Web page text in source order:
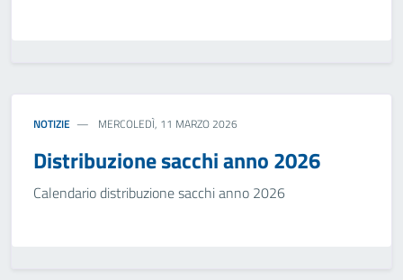
NOTIZIE MERCOLEDÌ, 11 MARZO 2026
Distribuzione sacchi anno 2026
Calendario distribuzione sacchi anno 2026